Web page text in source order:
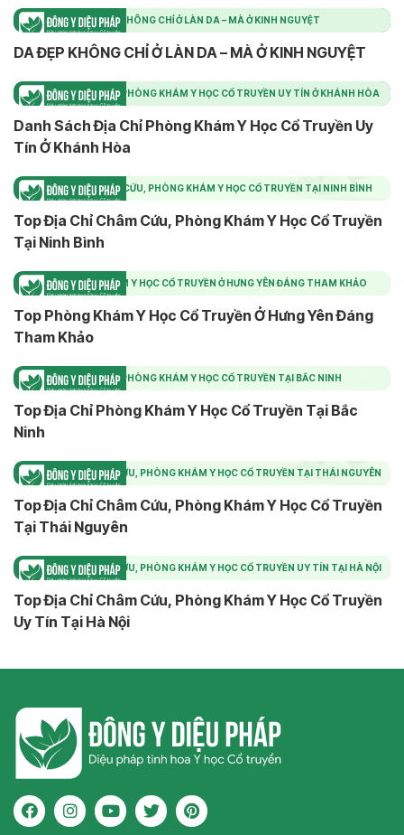
DA ĐẸP KHÔNG CHỈ Ở LÀN DA – MÀ Ở KINH NGUYỆT
DA ĐẸP KHÔNG CHỈ Ở LÀN DA – MÀ Ở KINH NGUYỆT
DANH SÁCH ĐỊA CHỈ PHÒNG KHÁM Y HỌC CỔ TRUYỀN UY TÍN Ở KHÁNH HÒA
Danh Sách Địa Chỉ Phòng Khám Y Học Cổ Truyền Uy
Tín Ở Khánh Hòa
TOP ĐỊA CHỈ CHÂM CỨU, PHÒNG KHÁM Y HỌC CỔ TRUYỀN TẠI NINH BÌNH
Top Địa Chỉ Châm Cứu, Phòng Khám Y Học Cổ Truyền
Tại Ninh Bình
TOP PHÒNG KHÁM Y HỌC CỔ TRUYỀN Ở HƯNG YÊN ĐÁNG THAM KHẢO
Top Phòng Khám Y Học Cổ Truyền Ở Hưng Yên Đáng
Tham Khảo
TOP ĐỊA CHỈ PHÒNG KHÁM Y HỌC CỔ TRUYỀN TẠI BẮC NINH
Top Địa Chỉ Phòng Khám Y Học Cổ Truyền Tại Bắc
Ninh
TOP ĐỊA CHỈ CHÂM CỨU, PHÒNG KHÁM Y HỌC CỔ TRUYỀN TẠI THÁI NGUYÊN
Top Địa Chỉ Châm Cứu, Phòng Khám Y Học Cổ Truyền
Tại Thái Nguyên
TOP ĐỊA CHỈ CHÂM CỨU, PHÒNG KHÁM Y HỌC CỔ TRUYỀN UY TÍN TẠI HÀ NỘI
Top Địa Chỉ Châm Cứu, Phòng Khám Y Học Cổ Truyền
Uy Tín Tại Hà Nội